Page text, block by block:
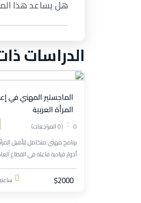
هل يساعد هذا
الدراسات
الماجستير المهني في
المرأة العربية
0 (0 المراجعات)
برنامج مهني متكامل لتأهيل
أدوار قيادية فاعلة في القطاع
والمنظمات الدولية، مع التركيز
التمكين، والابتكار.
$2000